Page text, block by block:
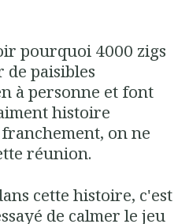
pourquoi 4000 zigs
paisibles
à personne et font
histoire
on ne
réunion.
cette histoire, c'est
de calmer le jeu